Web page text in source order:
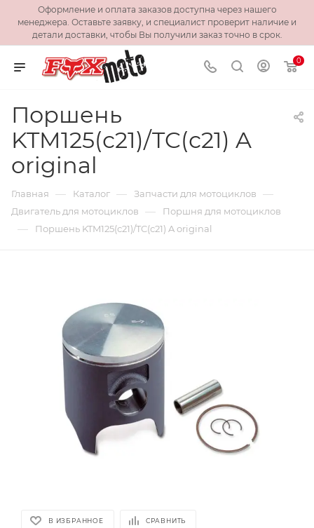
Оформление и оплата заказов доступна через нашего
менеджера. Оставьте заявку, и специалист проверит наличие и
детали доставки, чтобы Вы получили заказ точно в срок.
0
Поршень
KTM125(с21)/TC(с21) A
original
Главная — Каталог — Запчасти для мотоциклов —
Двигатель для мотоциклов — Поршня для мотоциклов
— Поршень KTM125(с21)/TC(с21) A original
В ИЗБРАННОЕ СРАВНИТЬ